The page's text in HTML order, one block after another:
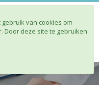
Toggle
van cookies om
Door deze site te gebruiken